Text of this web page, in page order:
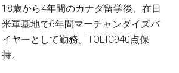
18歳から4年間のカナダ留学後、在日
米軍基地で6年間マーチャンダイズバ
イヤーとして勤務。TOEIC940点保
持。